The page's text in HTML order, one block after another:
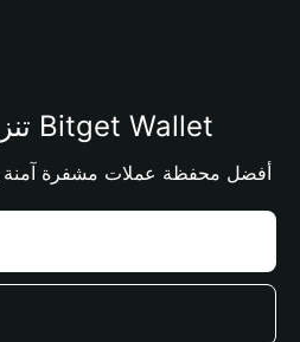
تنزيل تطبيق محفظة Bitget Wallet
أفضل محفظة عملات مشفرة آمنة يثق بها 40